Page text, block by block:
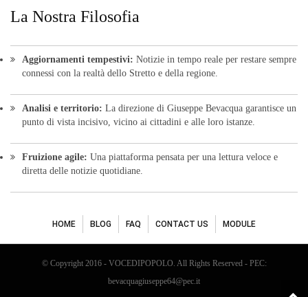
La Nostra Filosofia
Aggiornamenti tempestivi: Notizie in tempo reale per restare sempre
connessi con la realtà dello Stretto e della regione.
Analisi e territorio: La direzione di Giuseppe Bevacqua garantisce un
punto di vista incisivo, vicino ai cittadini e alle loro istanze.
Fruizione agile: Una piattaforma pensata per una lettura veloce e
diretta delle notizie quotidiane.
HOME BLOG FAQ CONTACT US MODULE
© Copyright 2016 - VOCEDIPOPOLO. All Rights Reserved - PEC:
bevacquagiuseppe64@pec.it